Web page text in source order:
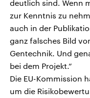
deutlich sind. Wenn
zur Kenntnis zu
auch in der
ganz falsches Bild
Gentechnik. Und
bei dem Projekt.“
Die EU-Kommission
um die